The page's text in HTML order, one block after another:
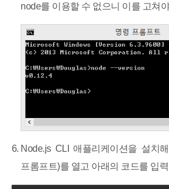
node를 이용할 수 없으니 이를 고쳐
Node.js CLI 애플리케이션을 설치
프롬프트)를 열고 아래의 코드를 입